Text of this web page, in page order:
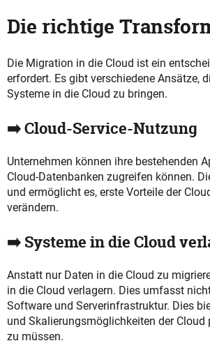
Die richtige
Die Migration in die Cloud ist ein
erfordert. Es gibt verschiedene Ansätze,
Systeme in die Cloud zu bringen.
➡️ Cloud-Service-Nutzung
Unternehmen können ihre bestehenden
Cloud-Datenbanken zugreifen können.
und ermöglicht es, erste Vorteile der
verändern.
➡️ Systeme in die Cloud
Anstatt nur Daten in die Cloud zu
in die Cloud verlagern. Dies umfasst
Software und Serverinfrastruktur. Dies
und Skalierungsmöglichkeiten der
zu müssen.